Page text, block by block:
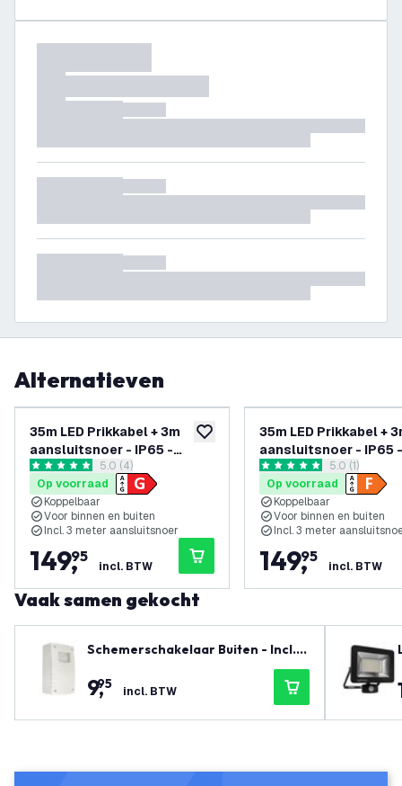
Alternatieven
toevoegen aan verlanglijst
35m LED Prikkabel + 3m
aansluitsnoer - IP65 -
Koppelbaar - Incl. 35 LED
Lampen
reviews drawer openen
5 score sterren5.0 (4)
Op voorraad
Koppelbaar
Voor binnen en buiten
Incl. 3 meter aansluitsnoer
149,
95
incl. BTW
35m LED Prikkabel +
aansluitsnoer - IP65 -
Koppelbaar - Incl. 35
Lampen
reviews
5 score sterren5.0 (1)
Op voorraad
Koppelbaar
Voor binnen en buiten
Incl. 3 meter
149,
95
incl. BTW
Vaak samen gekocht
Schemerschakelaar Buiten - Incl. T
9,
95 incl. BTW